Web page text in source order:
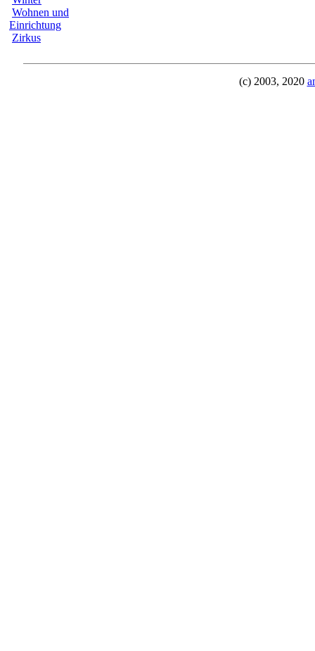
Wohnen und
Einrichtung
Zirkus
(c) 2003, 2020